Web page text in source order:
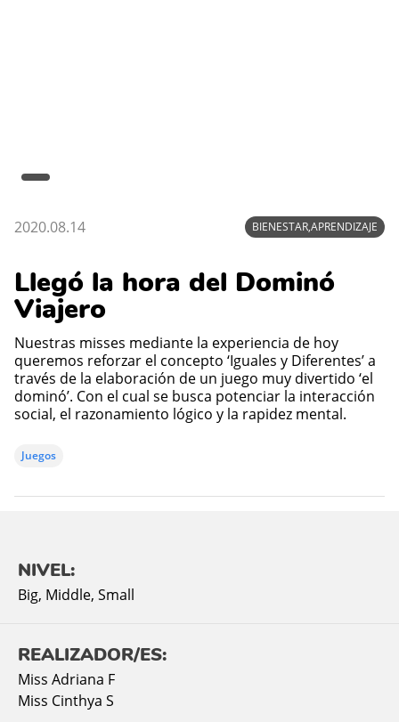
2020.08.14 BIENESTAR,APRENDIZAJE
Llegó la hora del Dominó
Viajero
Nuestras misses mediante la experiencia de hoy
queremos reforzar el concepto ‘Iguales y Diferentes’ a
través de la elaboración de un juego muy divertido ‘el
dominó’. Con el cual se busca potenciar la interacción
social, el razonamiento lógico y la rapidez mental.
Juegos
NIVEL:
Big, Middle, Small
REALIZADOR/ES:
Miss Adriana F
Miss Cinthya S